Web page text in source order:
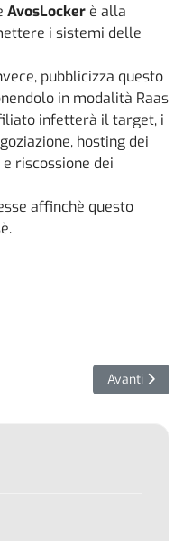
AvosLocker è alla
i sistemi delle
pubblicizza questo
in modalità Raas
infetterà il target, i
hosting dei
riscossione dei
affinchè questo
criptominer diventato botnet
Articolo
Avanti